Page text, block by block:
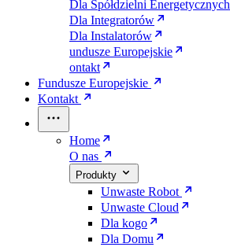
Dla Spółdzielni Energetycznych
Dla Integratorów
Dla Instalatorów
undusze Europejskie
ontakt
Fundusze Europejskie
Kontakt
Home
O nas
Produkty
Unwaste Robot
Unwaste Cloud
Dla kogo
Dla Domu